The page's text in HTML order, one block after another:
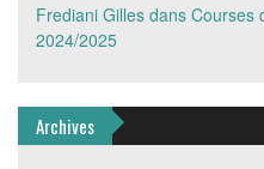
Frediani Gilles dans Courses
2024/2025
Archives